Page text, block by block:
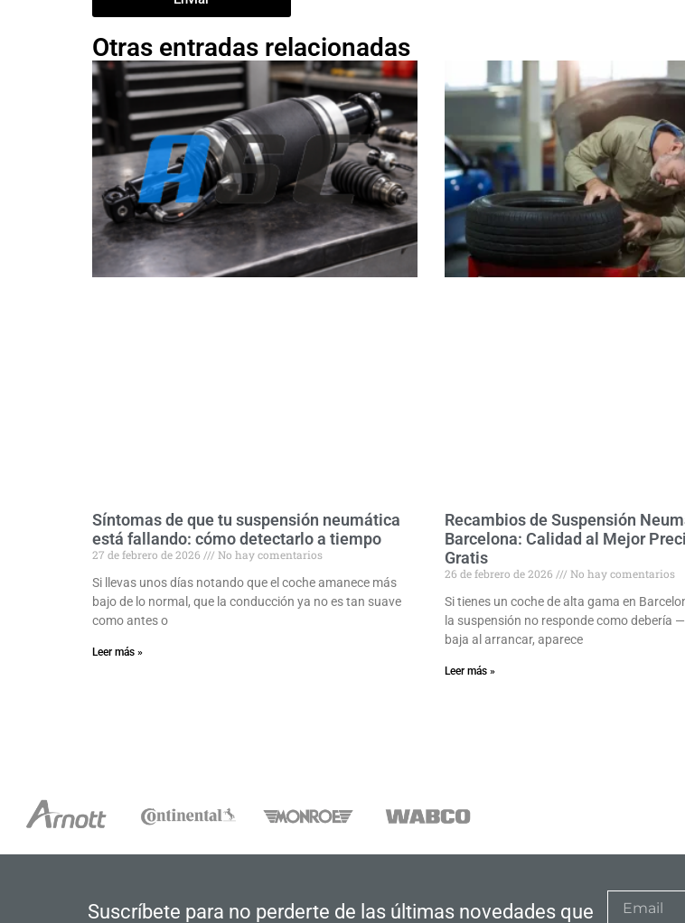
Otras entradas relacionadas
Síntomas de que tu suspensión neumática
está fallando: cómo detectarlo a tiempo
27 de febrero de 2026
No hay comentarios
Si llevas unos días notando que el coche amanece más
bajo de lo normal, que la conducción ya no es tan suave
como antes o
Leer más »
Recambios de Suspensión
Barcelona: Calidad al Mejor
Gratis
26 de febrero de 2026
No hay comentarios
Si tienes un coche de alta gama en
la suspensión no responde como debería
baja al arrancar, aparece
Leer más »
Suscríbete para no perderte de las últimas novedades que